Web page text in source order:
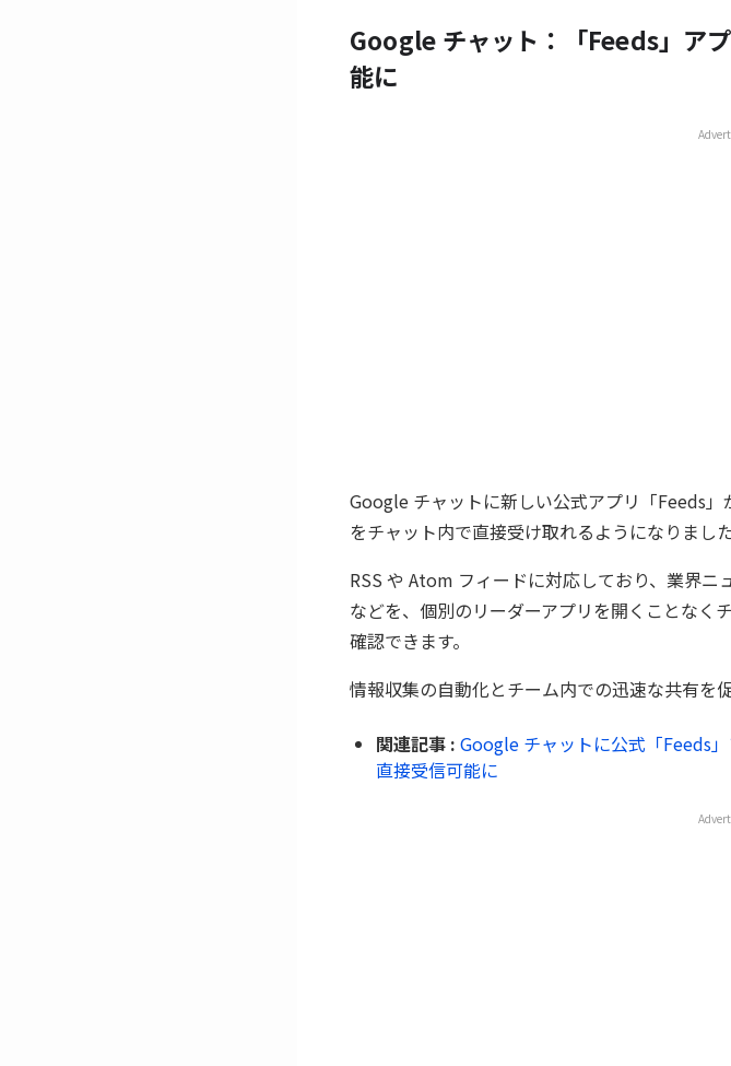
Google チャット：「Feeds」ア
能に
Google チャットに新しい公式アプリ「Feeds
をチャット内で直接受け取れるようになりました
RSS や Atom フィードに対応しており、業界
などを、個別のリーダーアプリを開くことなく
確認できます。
情報収集の自動化とチーム内での迅速な共有を
関連記事 : Google チャットに公式「Feeds
直接受信可能に